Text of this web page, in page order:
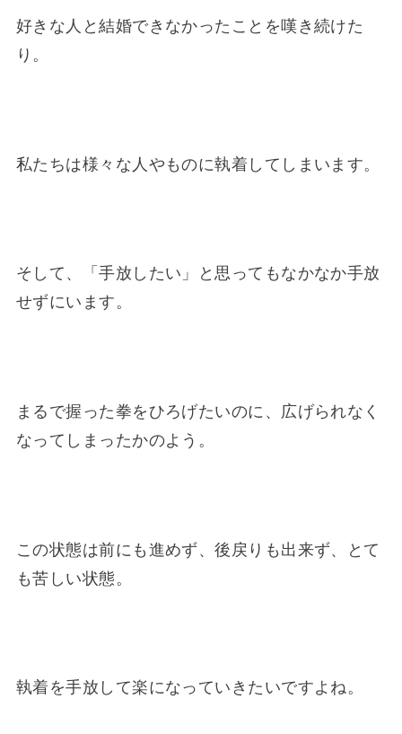
好きな人と結婚できなかったことを嘆き続けた
り。
私たちは様々な人やものに執着してしまいます。
そして、「手放したい」と思ってもなかなか手放
せずにいます。
まるで握った拳をひろげたいのに、広げられなく
なってしまったかのよう。
この状態は前にも進めず、後戻りも出来ず、とて
も苦しい状態。
執着を手放して楽になっていきたいですよね。